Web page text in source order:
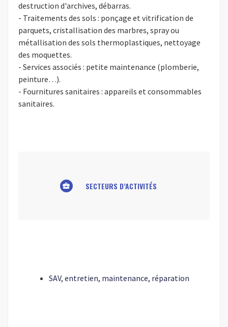
destruction d'archives, débarras.
- Traitements des sols : ponçage et vitrification de
parquets, cristallisation des marbres, spray ou
métallisation des sols thermoplastiques, nettoyage
des moquettes.
- Services associés : petite maintenance (plomberie,
peinture…).
- Fournitures sanitaires : appareils et consommables
sanitaires.
business_center SECTEURS D’ACTIVITÉS
SAV, entretien, maintenance, réparation